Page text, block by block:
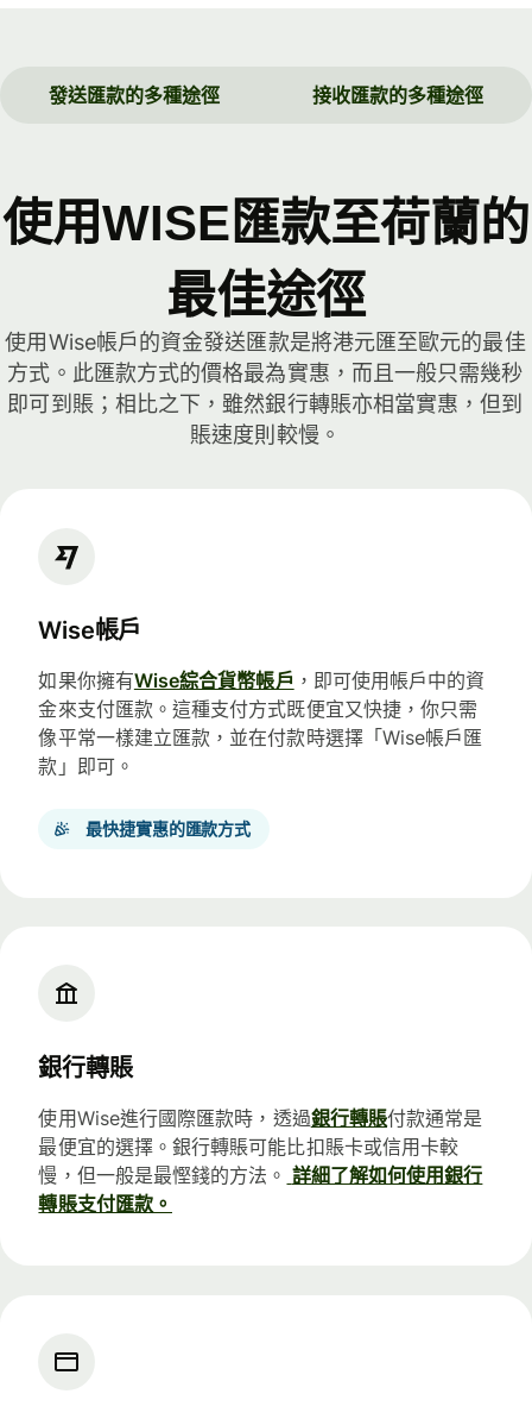
發送匯款的多種途徑 接收匯款的多種途徑
使用WISE匯款至荷蘭的
最佳途徑
使用Wise帳戶的資金發送匯款是將港元匯至歐元的最佳
方式。此匯款方式的價格最為實惠，而且一般只需幾秒
即可到賬；相比之下，雖然銀行轉賬亦相當實惠，但到
賬速度則較慢。
Wise帳戶
如果你擁有Wise綜合貨幣帳戶 ，即可使用帳戶中的資
金來支付匯款。這種支付方式既便宜又快捷，你只需
像平常一樣建立匯款，並在付款時選擇「Wise帳戶匯
款」即可。
最快捷實惠的匯款方式
銀行轉賬
使用Wise進行國際匯款時，透過銀行轉賬付款通常是
最便宜的選擇。銀行轉賬可能比扣賬卡或信用卡較
慢，但一般是最慳錢的方法。 詳細了解如何使用銀行
轉賬支付匯款。